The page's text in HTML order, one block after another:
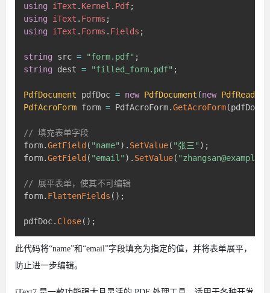
using iText . Kernel . Pdf;
using
iText . Forms ;
using
iText . Forms . Fields ;
string src = "form.pdf" ;
string dest = "filled_form.pdf" ;
PdfDocument pdfDoc = new PdfDocument (new PdfReader
PdfAcroForm form = PdfAcroForm.GetAcroForm(pdfDoc
// 填充表单字段
form.GetField ( "name" ) . SetValue( "张三" ) ;
form.GetField ( "email" ) . SetValue(
// 展平表单，使其不可编辑
form. FlattenFields ( ) ;
pdfDoc. Close( ) ;
此代码将“name”和“email”字段填充为指定的值，并将表单展平，
防止进一步编辑。​